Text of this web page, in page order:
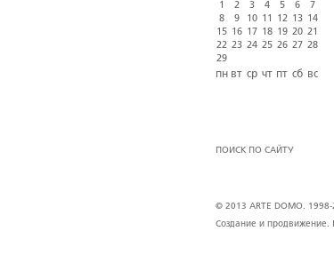
1
2 3 4 5 6
7
8
9 10 11 12 13
14
15 16 17 18 19 20 21
22 23 24 25 26 27 28
29
пн вт ср чт пт сб вс
ПОИСК ПО САЙТУ
© 2013 ARTE DOMO.
Создание и продвижение.